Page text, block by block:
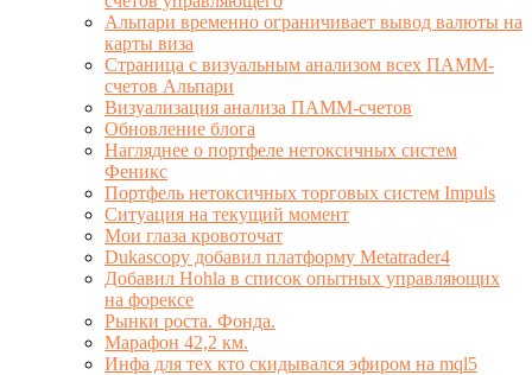
Альпари временно ограничивает вывод валюты на
карты виза
Страница с визуальным анализом всех ПАММ-
счетов Альпари
Визуализация анализа ПАММ-счетов
Обновление блога
Нагляднее о портфеле нетоксичных систем
Феникс
Портфель нетоксичных торговых систем Impuls
Ситуация на текущий момент
Мои глаза кровоточат
Dukascopy добавил платформу Metatrader4
Добавил Hohla в список опытных управляющих
на форексе
Рынки роста. Фонда.
Марафон 42,2 км.
Инфа для тех кто скидывался эфиром на mql5